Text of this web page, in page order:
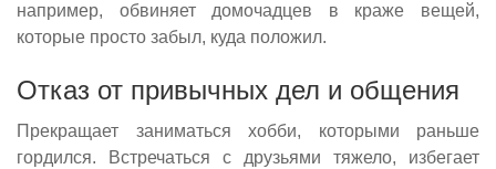
например, обвиняет домочадцев в краже вещей,
которые просто забыл, куда положил.
Отказ от привычных дел и общения
Прекращает заниматься хобби, которыми раньше
гордился. Встречаться с друзьями тяжело, избегает